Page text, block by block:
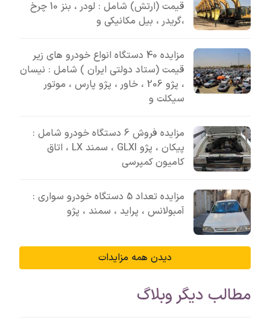
قیمت (ارتش) شامل : لودر ، بنز 10 چرخ
،گریدر ، بیل مکانیکی و
مزایده 40 دستگاه انواع خودرو های زیر
قیمت (ستاد دولتی ایران ) شامل : نیسان
، پژو 206 ، خاور ، پژو پارس ، موتور
سیکلت و
مزایده فروش 6 دستگاه خودرو شامل :
پیکان ، پژو GLXI ، سمند LX ، اتاق
کامیون کمپرسی
مزایده تعداد 5 دستگاه خودرو سواری :
آمبولانس ، پراید ، سمند ، پژو
دیدن همه مزایدات
مطالب دیگر وبلاگ